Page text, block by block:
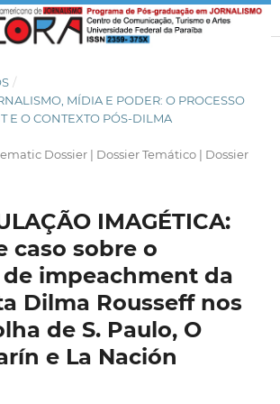
/
MÍDIA E PODER: O PROCESSO
E O CONTEXTO PÓS-DILMA
Dossier | Dossier Temático | Dossier
IMAGÉTICA:
caso sobre o
impeachment da
Dilma Rousseff nos
de S. Paulo, O
e La Nación